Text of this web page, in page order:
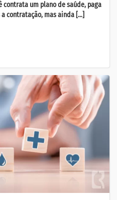
contrata um plano de saúde, paga
contratação, mas ainda […]